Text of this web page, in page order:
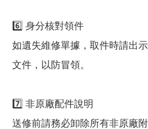
6️⃣ 身分核對領件
如遺失維修單據，取件時請出
文件，以防冒領。
7️⃣ 非原廠配件說明
送修前請務必卸除所有非原廠